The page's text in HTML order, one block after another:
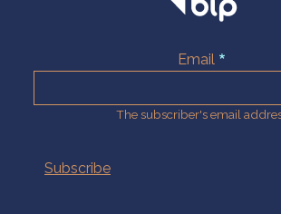
Email
The subscriber's email